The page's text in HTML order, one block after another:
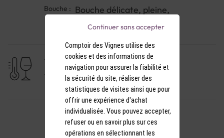
Bouche : Bouche délicate, pleine,
chaleureuse et veloutée.
TEMPÉRATURE DE SERVICE
19-20°C
Comptoir des Vignes utilise des
cookies et des informations de
navigation pour assurer la fiabilité et
la sécurité du site, réaliser des
statistiques de visites ainsi que pour
offrir une expérience d'achat
individualisée. Vous pouvez accepter,
refuser ou en savoir plus sur ces
opérations en sélectionnant les
Continuer sans accepter